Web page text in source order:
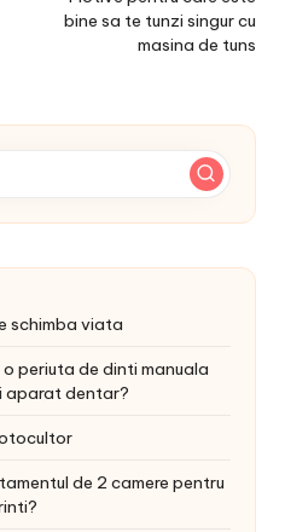
bine sa te tunzi singur cu
masina de tuns
schimba viata
periuta de dinti manuala
aparat dentar?
de 2 camere pentru